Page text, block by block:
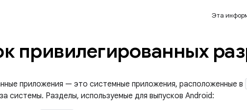
Эта
привилегированных
приложения — это системные приложения, расположенные в
системы. Разделы, используемые для выпусков Android: